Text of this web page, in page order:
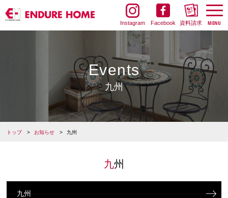
Instagram Facebook 資料請求
Events
九州
トップ お知らせ 九州
九州
九州